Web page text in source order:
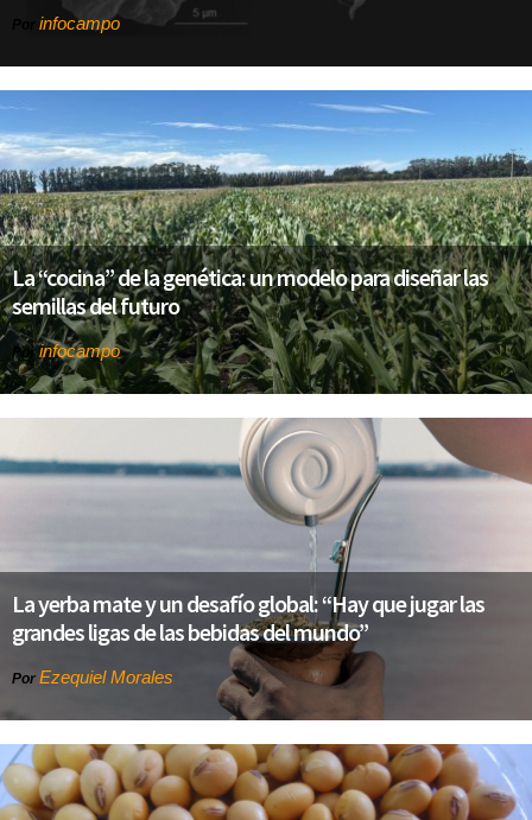
infocampo
La “cocina” de la genética: un modelo para diseñar las
semillas del futuro
Por infocampo
La yerba mate y un desafío global: “Hay que jugar las
grandes ligas de las bebidas del mundo”
Por Ezequiel Morales